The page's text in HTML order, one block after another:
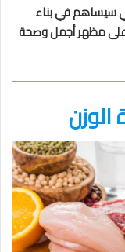
سيساهم في بناء
على مظهر أجمل وصحة